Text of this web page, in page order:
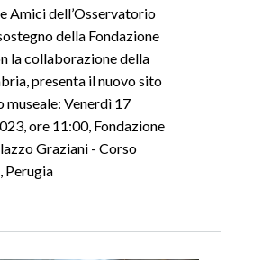
Amici dell’Osservatorio
della Fondazione
la collaborazione della
presenta il nuovo sito
museale: Venerdì 17
ore 11:00, Fondazione
Graziani - Corso
Perugia